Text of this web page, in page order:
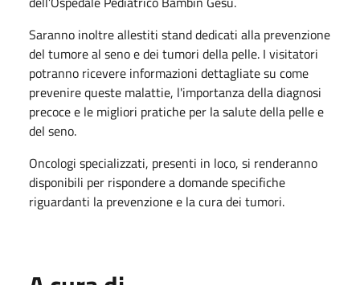
Saranno inoltre allestiti stand dedicati alla prevenzione
del tumore al seno e dei tumori della pelle. I visitatori
potranno ricevere informazioni dettagliate su come
prevenire queste malattie, l'importanza della diagnosi
precoce e le migliori pratiche per la salute della pelle e
del seno.
Oncologi specializzati, presenti in loco, si renderanno
disponibili per rispondere a domande specifiche
riguardanti la prevenzione e la cura dei tumori.